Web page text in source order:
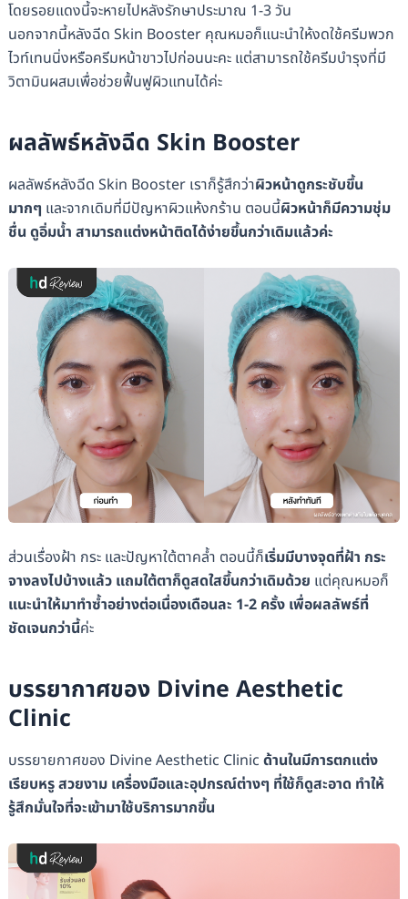
โดยรอยแดงนี้จะหายไปหลังรักษาประมาณ 1-3 วัน
นอกจากนี้หลังฉีด Skin Booster คุณหมอก็แนะนำให้งดใช้ครีมพวก
ไวท์เทนนิ่งหรือครีมหน้าขาวไปก่อนนะคะ แต่สามารถใช้ครีมบำรุงที่มี
วิตามินผสมเพื่อช่วยฟื้นฟูผิวแทนได้ค่ะ
ผลลัพธ์หลังฉีด Skin Booster
ผลลัพธ์หลังฉีด Skin Booster เราก็รู้สึกว่าผิวหน้าดูกระชับขึ้น
มากๆ และจากเดิมที่มีปัญหาผิวแห้งกร้าน ตอนนี้ผิวหน้าก็มีความชุ่ม
ชื่น ดูอิ่มน้ำ สามารถแต่งหน้าติดได้ง่ายขึ้นกว่าเดิมแล้วค่ะ
ส่วนเรื่องฝ้า กระ และปัญหาใต้ตาคล้ำ ตอนนี้ก็เริ่มมีบางจุดที่ฝ้า กระ
จางลงไปบ้างแล้ว แถมใต้ตาก็ดูสดใสขึ้นกว่าเดิมด้วย แต่คุณหมอก็
แนะนำให้มาทำซ้ำอย่างต่อเนื่องเดือนละ 1-2 ครั้ง เพื่อผลลัพธ์ที่
ชัดเจนกว่านี้ค่ะ
บรรยากาศของ Divine Aesthetic
Clinic
บรรยายกาศของ Divine Aesthetic Clinic ด้านในมีการตกแต่ง
เรียบหรู สวยงาม เครื่องมือและอุปกรณ์ต่างๆ ที่ใช้ก็ดูสะอาด ทำให้
รู้สึกมั่นใจที่จะเข้ามาใช้บริการมากขึ้น